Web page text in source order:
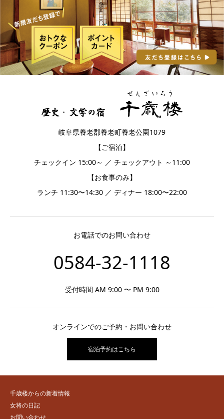
岐阜県養老郡養老町養老公園1079
【ご宿泊】
チェックイン 15:00～ ／ チェックアウト ～11:00
【お食事のみ】
ランチ 11:30〜14:30 ／ ディナー 18:00〜22:00
お電話でのお問い合わせ
0584-32-1118
受付時間 AM 9:00 〜 PM 9:00
オンラインでのご予約・お問い合わせ
宿泊予約はこちら
千歳楼からの新着情報
女将の日記
お問い合わせ